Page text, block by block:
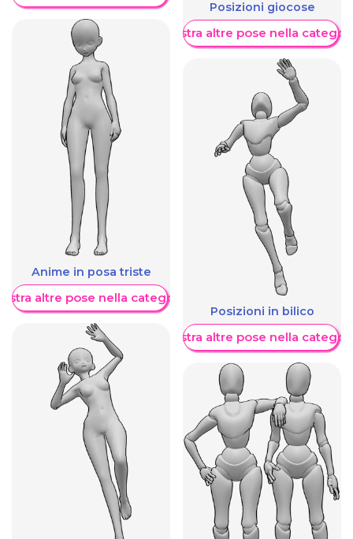
Anime in posa triste
altre pose nella categoria
Posizioni giocose
Mostra altre pose nella
Posizioni in bilico
Mostra altre pose nella